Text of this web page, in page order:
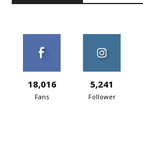
18,016
Fans
5,241
Follower